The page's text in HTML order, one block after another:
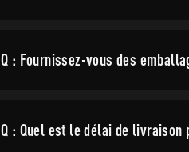
Q : Fournissez-vous des
Q : Quel est le délai de